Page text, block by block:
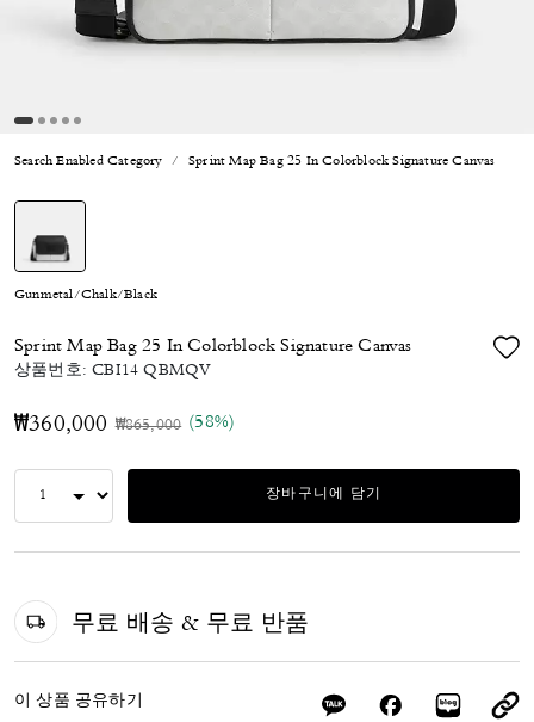
Search Enabled Category Sprint Map Bag 25 In Colorblock Signature Canvas
Gunmetal/Chalk/Black
Sprint Map Bag 25 In Colorblock Signature Canvas
상품번호:CBI14 QBMQV
₩360,000 가격 인하 전
₩865,000인하됨
(58%)
장바구니에 담기
무료 배송 & 무료 반품
이 상품 공유하기